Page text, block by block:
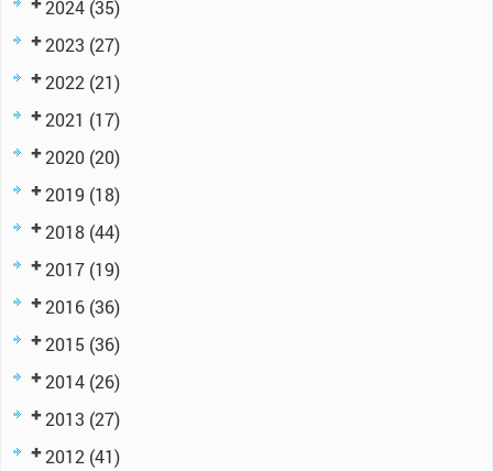
2024 (35)
2023 (27)
2022 (21)
2021 (17)
2020 (20)
2019 (18)
2018 (44)
2017 (19)
2016 (36)
2015 (36)
2014 (26)
2013 (27)
2012 (41)